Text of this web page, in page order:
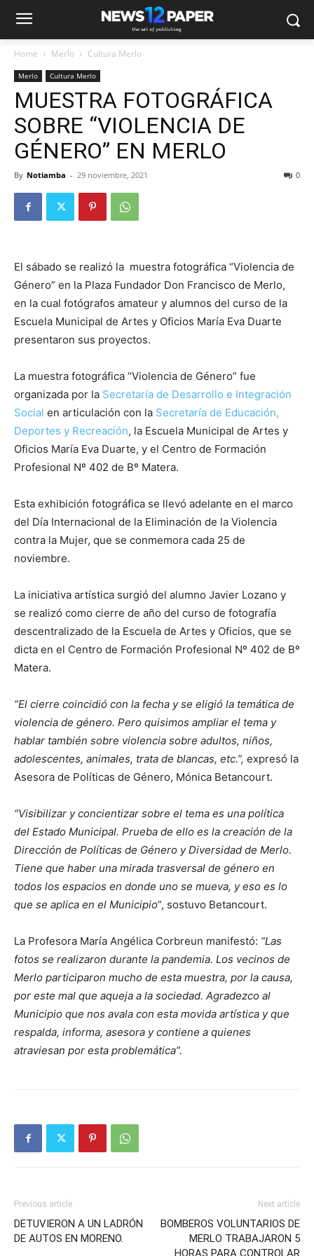
Home Merlo Cultura Merlo
Merlo Cultura Merlo
MUESTRA FOTOGRÁFICA
SOBRE “VIOLENCIA DE
GÉNERO” EN MERLO
By Notiamba - 29 noviembre, 2021 0
El sábado se realizó la muestra fotográfica “Violencia de
Género” en la Plaza Fundador Don Francisco de Merlo,
en la cual fotógrafos amateur y alumnos del curso de la
Escuela Municipal de Artes y Oficios María Eva Duarte
presentaron sus proyectos.
La muestra fotográfica “Violencia de Género” fue
organizada por la Secretaría de Desarrollo e Integración
Social en articulación con la Secretaría de Educación,
Deportes y Recreación, la Escuela Municipal de Artes y
Oficios María Eva Duarte, y el Centro de Formación
Profesional Nº 402 de Bº Matera.
Esta exhibición fotográfica se llevó adelante en el marco
del Día Internacional de la Eliminación de la Violencia
contra la Mujer, que se conmemora cada 25 de
noviembre.
La iniciativa artística surgió del alumno Javier Lozano y
se realizó como cierre de año del curso de fotografía
descentralizado de la Escuela de Artes y Oficios, que se
dicta en el Centro de Formación Profesional Nº 402 de Bº
Matera.
“El cierre coincidió con la fecha y se eligió la temática de
violencia de género. Pero quisimos ampliar el tema y
hablar también sobre violencia sobre adultos, niños,
adolescentes, animales, trata de blancas, etc.”, expresó la
Asesora de Políticas de Género, Mónica Betancourt.
“Visibilizar y concientizar sobre el tema es una política
del Estado Municipal. Prueba de ello es la creación de la
Dirección de Políticas de Género y Diversidad de Merlo.
Tiene que haber una mirada trasversal de género en
todos los espacios en donde uno se mueva, y eso es lo
que se aplica en el Municipio”, sostuvo Betancourt.
La Profesora María Angélica Corbreun manifestó: “Las
fotos se realizaron durante la pandemia. Los vecinos de
Merlo participaron mucho de esta muestra, por la causa,
por este mal que aqueja a la sociedad. Agradezco al
Municipio que nos avala con esta movida artística y que
respalda, informa, asesora y contiene a quienes
atraviesan por esta problemática”.
Previous article
DETUVIERON A UN LADRÓN
DE AUTOS EN MORENO.
Next article
BOMBEROS VOLUNTARIOS DE
MERLO TRABAJARON 5
HORAS PARA CONTROLAR